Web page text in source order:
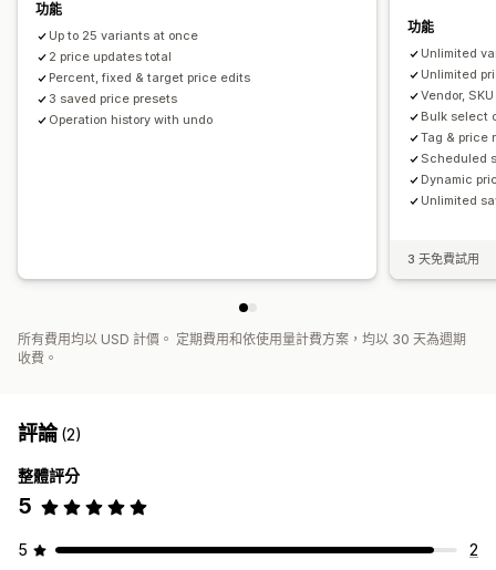
功能
Up to 25 variants at once
2 price updates total
Percent, fixed & target price edits
3 saved price presets
Operation history with undo
功能
Unlimited
Unlimited
Vendor,
Bulk select
Tag & price
Scheduled
Dynamic
Unlimited
3 天免費試用
所有費用均以 USD 計價。 定期費用和依使用量計費方案，均以 30 天為週期
收費。
評論(2)
整體評分
5
5
2